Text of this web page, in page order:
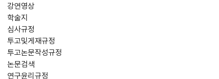
강연영상
학술지
심사규정
투고및게재규정
투고논문작성규정
논문검색
연구윤리규정